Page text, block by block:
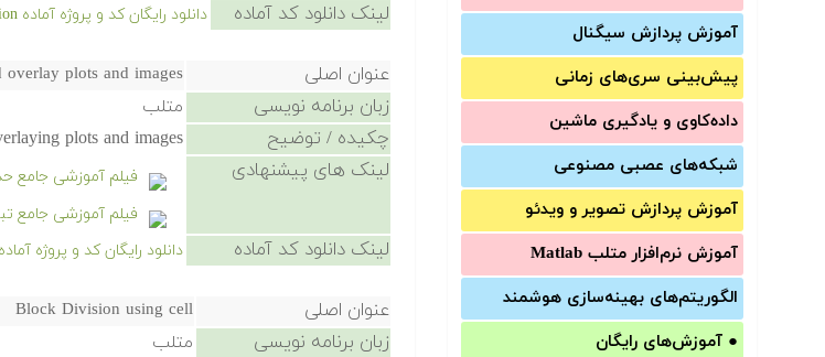
آموزش‌ پردازش سیگنال
پیش‌‌بینی سری‌‌های زمانی
داده‌کاوی و یادگیری ماشین
شبکه‌های عصبی مصنوعی
آموزش‌ پردازش تصویر و ویدئو
آموزش‌ نرم‌افزار متلب Matlab
الگوریتم‌های بهینه‌سازی هوشمند
● آموزش‌های رایگان
لینک دانلود کد آماده دانلود رایگان کد و پروژه آماده Image normalization and inverse normalization - کلیک کنید.
عنوان اصلی overlay plots and images
زبان برنامه نویسی متلب
چکیده / توضیح plots and images.
لینک های پیشنهادی
فیلم آموزشی جامع
فیلم آموزشی جامع
لینک دانلود کد آماده دانلود رایگان کد و پروژه آماده Embed and overlay plots and images - کلیک کنید.
عنوان اصلی Block Division using cell
زبان برنامه نویسی متلب